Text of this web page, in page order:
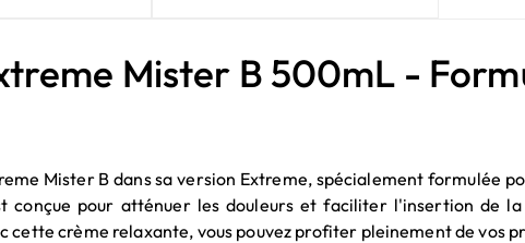
Mister B 500mL -
Mister B dans sa version Extreme, spécialement formulée
conçue pour atténuer les douleurs et faciliter l'insertion de
cette crème relaxante, vous pouvez profiter pleinement de vos